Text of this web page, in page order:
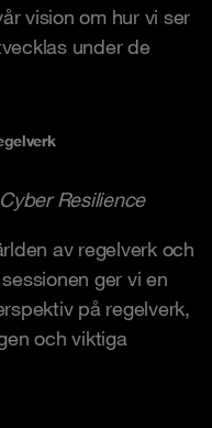
vision om hur vi ser
under de
Resilience
av regelverk och
ger vi en
på regelverk,
och viktiga